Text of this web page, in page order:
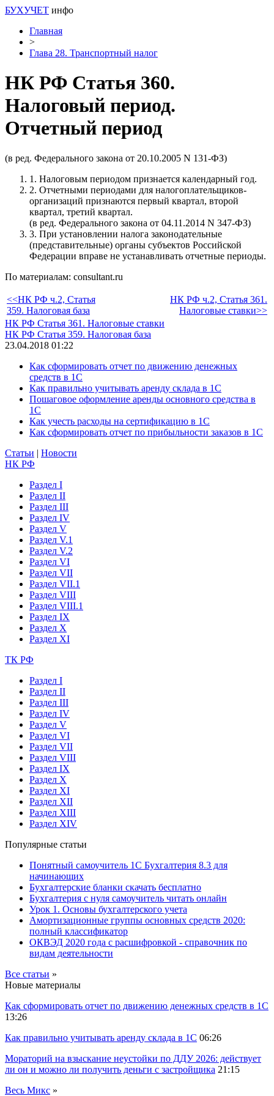
БУХУЧЕТ инфо
Главная
>
Глава 28. Транспортный налог
НК РФ Статья 360.
Налоговый период.
Отчетный период
(в ред. Федерального закона от 20.10.2005 N 131-ФЗ)
1. Налоговым периодом признается календарный год.
2. Отчетными периодами для налогоплательщиков-
организаций признаются первый квартал, второй
квартал, третий квартал.
(в ред. Федерального закона от 04.11.2014 N 347-ФЗ)
3. При установлении налога законодательные
(представительные) органы субъектов Российской
Федерации вправе не устанавливать отчетные периоды.
По материалам: consultant.ru
<<НК РФ ч.2, Статья
359. Налоговая база
НК РФ ч.2, Статья 361.
Налоговые ставки>>
НК РФ Статья 361. Налоговые ставки
НК РФ Статья 359. Налоговая база
23.04.2018 01:22
Как сформировать отчет по движению денежных
средств в 1С
Как правильно учитывать аренду склада в 1С
Пошаговое оформление аренды основного средства в
1С
Как учесть расходы на сертификацию в 1С
Как сформировать отчет по прибыльности заказов в 1С
Статьи | Новости
НК РФ
Раздел I
Раздел II
Раздел III
Раздел IV
Раздел V
Раздел V.1
Раздел V.2
Раздел VI
Раздел VII
Раздел VII.1
Раздел VIII
Раздел VIII.1
Раздел IX
Раздел X
Раздел XI
ТК РФ
Раздел I
Раздел II
Раздел III
Раздел IV
Раздел V
Раздел VI
Раздел VII
Раздел VIII
Раздел IX
Раздел X
Раздел XI
Раздел XII
Раздел XIII
Раздел XIV
Популярные статьи
Понятный самоучитель 1С Бухгалтерия 8.3 для
начинающих
Бухгалтерские бланки скачать бесплатно
Бухгалтерия с нуля самоучитель читать онлайн
Урок 1. Основы бухгалтерского учета
Амортизационные группы основных средств 2020:
полный классификатор
ОКВЭД 2020 года с расшифровкой - справочник по
видам деятельности
Все статьи »
Новые материалы
Как сформировать отчет по движению денежных средств в 1С
13:26
Как правильно учитывать аренду склада в 1С 06:26
Мораторий на взыскание неустойки по ДДУ 2026: действует
ли он и можно ли получить деньги с застройщика 21:15
Весь Микс »